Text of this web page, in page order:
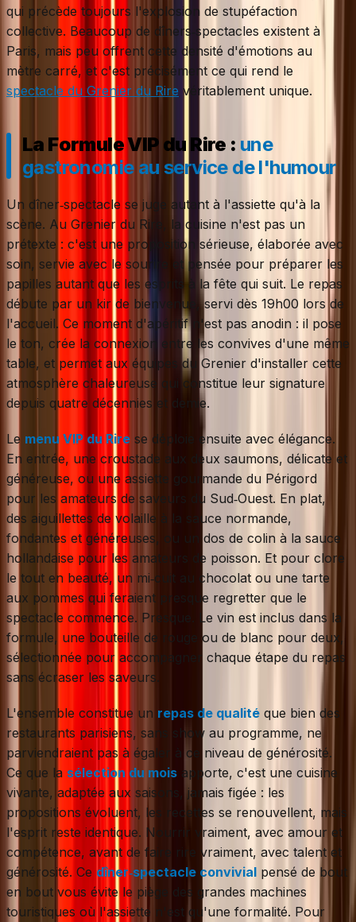
qui précède toujours l'explosion de stupéfaction
collective. Beaucoup de dîners‑spectacles existent à
Paris, mais peu offrent cette densité d'émotions au
mètre carré, et c'est précisément ce qui rend le
spectacle du Grenier du Rire véritablement unique.
La Formule VIP du Rire : une
gastronomie au service de l'humour
Un dîner‑spectacle se juge autant à l'assiette qu'à la
scène. Au Grenier du Rire, la cuisine n'est pas un
prétexte : c'est une proposition sérieuse, élaborée avec
soin, servie avec le sourire et pensée pour préparer les
papilles autant que les esprits à la fête qui suit. Le repas
débute par un kir de bienvenue, servi dès 19h00 lors de
l'accueil. Ce moment d'apéritif n'est pas anodin : il pose
le ton, crée la connexion entre les convives d'une même
table, et permet aux équipes du Grenier d'installer cette
atmosphère chaleureuse qui constitue leur signature
depuis quatre décennies et demie.
Le menu VIP du Rire se déploie ensuite avec élégance.
En entrée, une croustade aux deux saumons, délicate et
généreuse, ou une assiette gourmande du Périgord
pour les amateurs de saveurs du Sud‑Ouest. En plat,
des aiguillettes de volaille à la sauce normande,
fondantes et généreuses, ou un dos de colin à la sauce
hollandaise pour les amateurs de poisson. Et pour clore
le tout en beauté, un mi‑cuit au chocolat ou une tarte
aux pommes qui feraient presque regretter que le
spectacle commence. Presque. Le vin est inclus dans la
formule, une bouteille de rouge ou de blanc pour deux,
sélectionnée pour accompagner chaque étape du repas
sans écraser les saveurs.
L'ensemble constitue un repas de qualité que bien des
restaurants parisiens, sans show au programme, ne
parviendraient pas à égaler à ce niveau de générosité.
Ce que la sélection du mois apporte, c'est une cuisine
vivante, adaptée aux saisons, jamais figée : les
propositions évoluent, les recettes se renouvellent, mais
l'esprit reste identique. Nourrir vraiment, avec amour et
compétence, avant de faire rire vraiment, avec talent et
générosité. Ce dîner‑spectacle convivial pensé de bout
en bout vous évite le piège des grandes machines
touristiques où l'assiette n'est qu'une formalité. Pour